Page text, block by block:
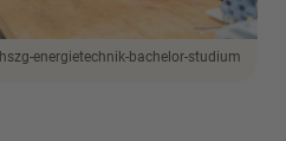
hszg-energietechnik-bachelor-studium